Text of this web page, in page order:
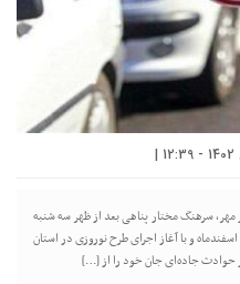
مهر، سرهنگ مختار پناهی بعد از ظهر سه شنبه
در گفتگو با خبرنگاران اظهار داشت: متأسفانه از ۲۴ اسفندماه و با آغاز اجرای طرح نوروزی در استان